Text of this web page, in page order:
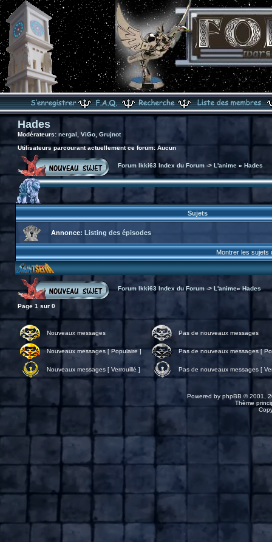
Hades
Modérateurs: nergal ViGo, Grujnot
Utilisateurs parcourant actuellement ce forum: Aucun
Forum Ikki63 Index du Forum-> L'anime» Hades
Sujets
Annonce: Listing des épisodes
Montrer les sujets
Forum Ikki63 Index du Forum-> L'anime» Hades
Page 1 sur 0
Nouveaux messages Pas de nouveaux messages
Nouveaux messages [ Populaire ] Pas de nouveaux messages [
Nouveaux messages [ Verrouillé ] Pas de nouveaux messages [
Powered by phpBB © 2001,
Thème